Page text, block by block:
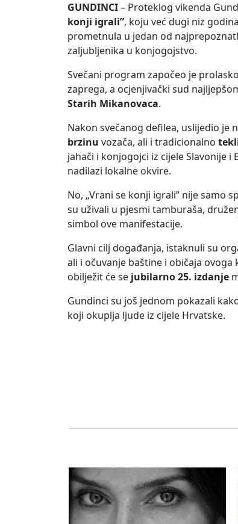
GUNDINCI– Proteklog vikenda
konji igrali”, koju već dugi niz
prometnula u jedan od
zaljubljenika u konjogojstvo.
Svečani program započeo je
zaprega, a ocjenjivački sud
Starih Mikanovaca.
Nakon svečanog defilea, uslijedio je
brzinu vozača, ali i tradicionalno
jahači i konjogojci iz cijele Slavonije
nadilazi lokalne okvire.
No, „Vrani se konji igrali” nije samo
su uživali u pjesmi tamburaša,
simbol ove manifestacije.
Glavni cilj događanja, istaknuli su
ali i očuvanje baštine i običaja
obilježit će se jubilarno 25. izdanje
Gundinci su još jednom pokazali
koji okuplja ljude iz cijele Hrvatske.